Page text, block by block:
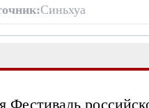
Синьхуа
Фестиваль